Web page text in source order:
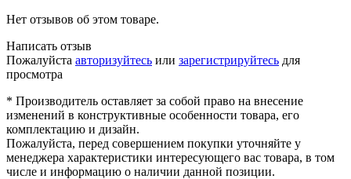
Нет отзывов об этом товаре.
Написать отзыв
Пожалуйста авторизуйтесь или зарегистрируйтесь для
просмотра
* Производитель оставляет за собой право на внесение
изменений в конструктивные особенности товара, его
комплектацию и дизайн.
Пожалуйста, перед совершением покупки уточняйте у
менеджера характеристики интересующего вас товара, в том
числе и информацию о наличии данной позиции.